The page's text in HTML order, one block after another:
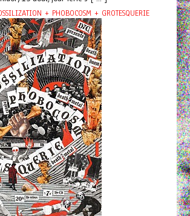
+ PHOBOCOSM + GROTESQUERIE